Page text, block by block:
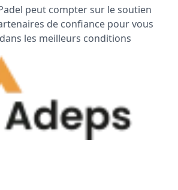
peut compter sur le soutien
de confiance pour vous
les meilleurs conditions